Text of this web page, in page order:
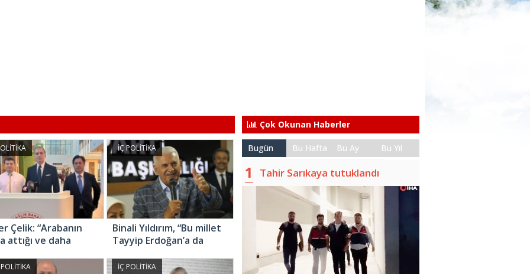
Çelik: “Arabanın
attığı ve daha
bir kazaydı”
İÇ POLİTİKA
Binali Yıldırım, “Bu millet
Tayyip Erdoğan’a da
da sahip çıkar”
İÇ POLİTİKA
Çok Okunan Haberler
Bugün Bu Hafta Bu Ay Bu Yıl
Tahir Sarıkaya tutuklandı